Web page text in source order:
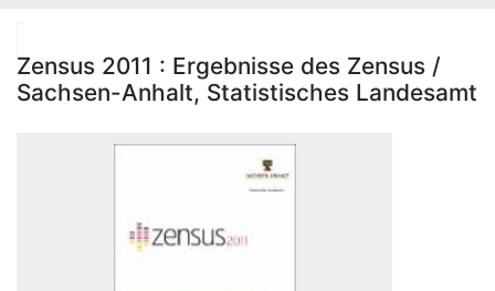
Statistiken
Zensus 2011 : Ergebnisse des Zensus /
Sachsen-Anhalt, Statistisches Landesamt